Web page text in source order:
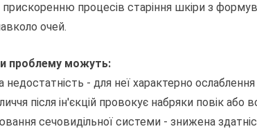
прискоренню процесів старіння шкіри з
очей.
проблему можуть:
недостатність - для неї характерно ослаблення
після ін'єкцій провокує набряки повік або
сечовидільної системи - знижена